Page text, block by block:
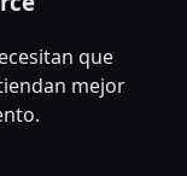
que
mejor